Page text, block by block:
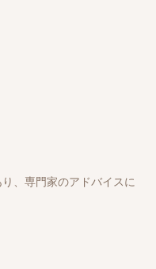
、専門家のアドバイスに